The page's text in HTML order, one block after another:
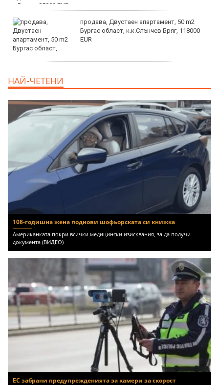
продава, Двустаен апартамент, 50 m2
Бургас област, к.к.Слънчев Бряг, 118000
EUR
НАЙ-ЧЕТЕНИ
108-годишна жена поднови шофьорската си книжка
Американката покри всички медицински изисквания, за да получи
документа (ВИДЕО)
ЕС забрани предупрежденията за камери за скорост